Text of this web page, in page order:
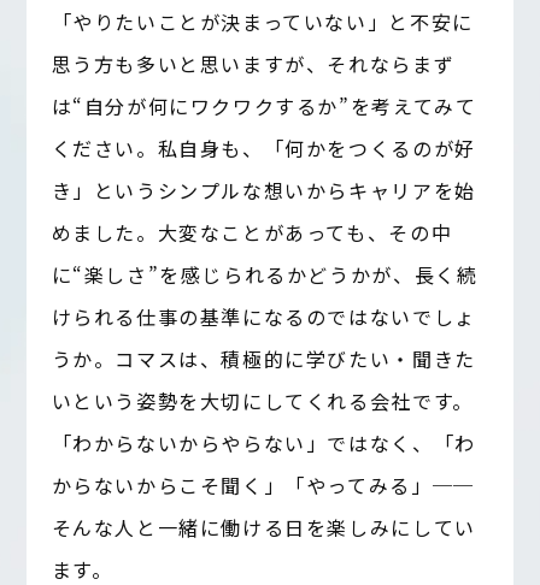
「やりたいことが決まっていない」と不安に
思う方も多いと思いますが、それならまず
は“自分が何にワクワクするか”を考えてみて
ください。私自身も、「何かをつくるのが好
き」というシンプルな想いからキャリアを始
めました。大変なことがあっても、その中
に“楽しさ”を感じられるかどうかが、長く続
けられる仕事の基準になるのではないでしょ
うか。コマスは、積極的に学びたい・聞きた
いという姿勢を大切にしてくれる会社です。
「わからないからやらない」ではなく、「わ
からないからこそ聞く」「やってみる」──
そんな人と一緒に働ける日を楽しみにしてい
ます。